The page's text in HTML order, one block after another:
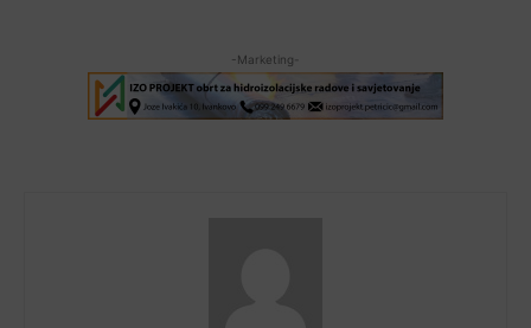
-Marketing-